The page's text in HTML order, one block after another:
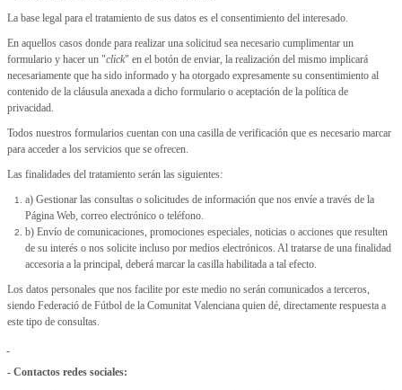
La base legal para el tratamiento de sus datos es el consentimiento del interesado.
En aquellos casos donde para realizar una solicitud sea necesario cumplimentar un
formulario y hacer un "click" en el botón de enviar, la realización del mismo implicará
necesariamente que ha sido informado y ha otorgado expresamente su consentimiento al
contenido de la cláusula anexada a dicho formulario o aceptación de la política de
privacidad.
Todos nuestros formularios cuentan con una casilla de verificación que es necesario marcar
para acceder a los servicios que se ofrecen.
Las finalidades del tratamiento serán las siguientes:
a) Gestionar las consultas o solicitudes de información que nos envíe a través de la
Página Web, correo electrónico o teléfono.
b) Envío de comunicaciones, promociones especiales, noticias o acciones que resulten
de su interés o nos solicite incluso por medios electrónicos. Al tratarse de una finalidad
accesoria a la principal, deberá marcar la casilla habilitada a tal efecto.
Los datos personales que nos facilite por este medio no serán comunicados a terceros,
siendo Federació de Fútbol de la Comunitat Valenciana quien dé, directamente respuesta a
este tipo de consultas.
- Contactos redes sociales: